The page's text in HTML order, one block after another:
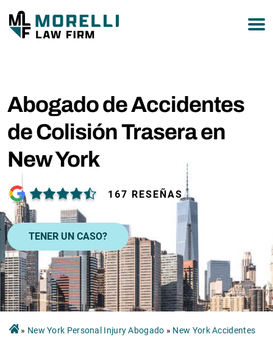
Abogado de Accidentes
de Colisión Trasera en
New York
167 RESEÑAS
TENER UN CASO?
» New York Personal Injury Abogado » New York Accidentes